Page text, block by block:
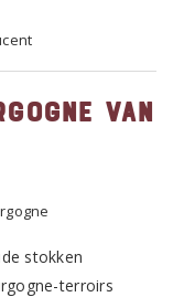
van
stokken
terroirs